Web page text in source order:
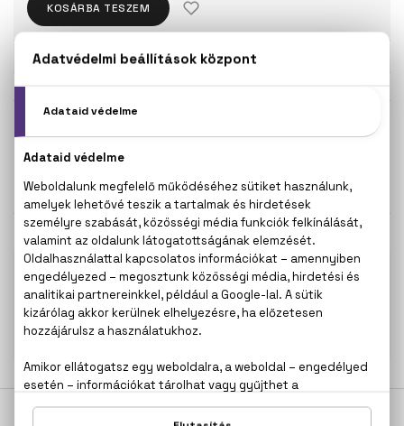
KOSÁRBA TESZEM
Törzsvásárlóknak csak:7.790 Ft
Teszter 100 ml
100 ml
KAPCSOLÓDÓ TERMÉKEK
100% eredeti termékek,14 napos visszaküldési
garanciával
Kérdésed van, elakadtál? Hívd ügyfélszolgálatunkat:
20 267 5125
LEÍRÁS